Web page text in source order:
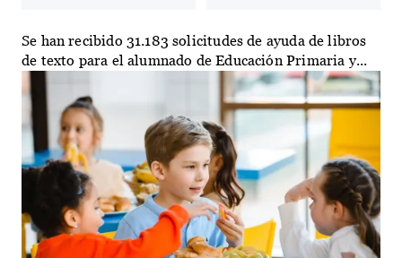
Se han recibido 31.183 solicitudes de ayuda de libros
de texto para el alumnado de Educación Primaria y...